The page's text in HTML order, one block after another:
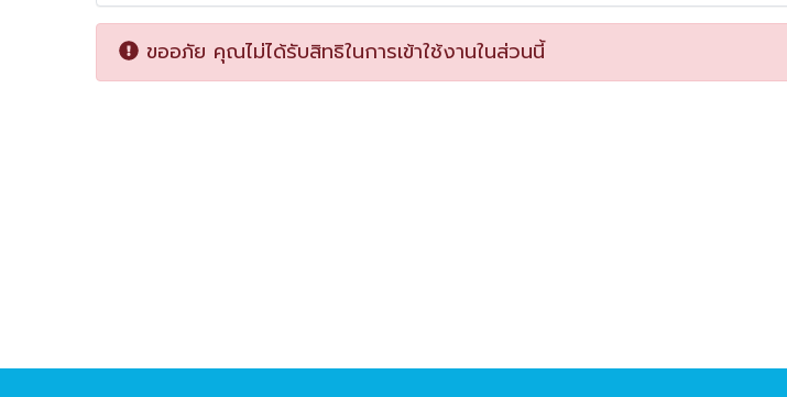
ขออภัย คุณไม่ได้รับสิทธิในการเข้าใช้งานในส่วนนี้